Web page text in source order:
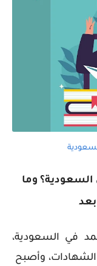
وما
في السعودية،
وأصبح